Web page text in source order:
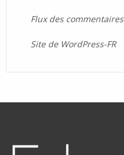
Flux des commentaires
Site de WordPress-FR